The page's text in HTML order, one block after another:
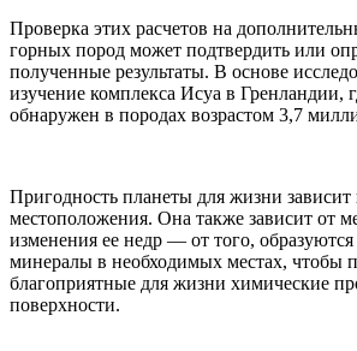
Проверка этих расчетов на
горных пород может подтвердить или
полученные результаты. В основе
изучение комплекса Исуа в Гренландии,
обнаружен в породах возрастом 3,7
Пригодность планеты для жизни зависит
местоположения. Она также зависит от
изменения ее недр — от того,
минералы в необходимых местах, чтобы
благоприятные для жизни химические
поверхности.